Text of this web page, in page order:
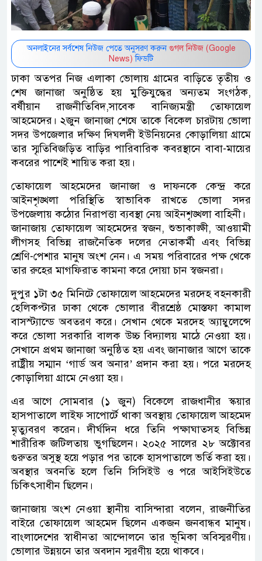
অনলাইনের সর্বশেষ নিউজ পেতে অনুসরণ করুন গুগল নিউজ (Google
News) ফিডটি
ঢাকা অতপর নিজ এলাকা ভোলায় গ্রামের বাড়িতে তৃতীয় ও
শেষ জানাজা অনুষ্ঠিত হয় মুক্তিযুদ্ধের অন্যতম সংগঠক,
বর্ষীয়ান রাজনীতিবিদ,সাবেক বানিজ্যমন্ত্রী তোফায়েল
আহমেদের। ২জুন জানাজা শেষে তাকে বিকেল চারটায় ভোলা
সদর উপজেলার দক্ষিণ দিঘলদী ইউনিয়নের কোড়ালিয়া গ্রামে
তার স্মৃতিবিজড়িত বাড়ির পারিবারিক কবরস্থানে বাবা-মায়ের
কবরের পাশেই শায়িত করা হয়।
তোফায়েল আহমেদের জানাজা ও দাফনকে কেন্দ্র করে
আইনশৃঙ্খলা পরিস্থিতি স্বাভাবিক রাখতে ভোলা সদর
উপজেলায় কঠোর নিরাপত্তা ব্যবস্থা নেয় আইনশৃঙ্খলা বাহিনী।
জানাজায় তোফায়েল আহমেদের স্বজন, শুভাকাঙ্ক্ষী, আওয়ামী
লীগসহ বিভিন্ন রাজনৈতিক দলের নেতাকর্মী এবং বিভিন্ন
শ্রেণি-পেশার মানুষ অংশ নেন। এ সময় পরিবারের পক্ষ থেকে
তার রুহের মাগফিরাত কামনা করে দোয়া চান স্বজনরা।
দুপুর ১টা ৩৫ মিনিটে তোফায়েল আহমেদের মরদেহ বহনকারী
হেলিকপ্টার ঢাকা থেকে ভোলার বীরশ্রেষ্ঠ মোস্তফা কামাল
বাসস্ট্যান্ডে অবতরণ করে। সেখান থেকে মরদেহ অ্যাম্বুলেন্সে
করে ভোলা সরকারি বালক উচ্চ বিদ্যালয় মাঠে নেওয়া হয়।
সেখানে প্রথম জানাজা অনুষ্ঠিত হয় এবং জানাজার আগে তাকে
রাষ্ট্রীয় সম্মান ‘গার্ড অব অনার’ প্রদান করা হয়। পরে মরদেহ
কোড়ালিয়া গ্রামে নেওয়া হয়।
এর আগে সোমবার (১ জুন) বিকেলে রাজধানীর স্কয়ার
হাসপাতালে লাইফ সাপোর্টে থাকা অবস্থায় তোফায়েল আহমেদ
মৃত্যুবরণ করেন। দীর্ঘদিন ধরে তিনি পক্ষাঘাতসহ বিভিন্ন
শারীরিক জটিলতায় ভুগছিলেন। ২০২৫ সালের ২৮ অক্টোবর
গুরুতর অসুস্থ হয়ে পড়ার পর তাকে হাসপাতালে ভর্তি করা হয়।
অবস্থার অবনতি হলে তিনি সিসিইউ ও পরে আইসিইউতে
চিকিৎসাধীন ছিলেন।
জানাজায় অংশ নেওয়া স্থানীয় বাসিন্দারা বলেন, রাজনীতির
বাইরে তোফায়েল আহমেদ ছিলেন একজন জনবান্ধব মানুষ।
বাংলাদেশের স্বাধীনতা আন্দোলনে তার ভূমিকা অবিস্মরণীয়।
ভোলার উন্নয়নে তার অবদান স্মরণীয় হয়ে থাকবে।